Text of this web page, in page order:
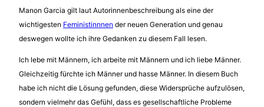
Manon Garcia gilt laut Autorinnenbeschreibung als eine der
wichtigesten Feministinnnen der neuen Generation und genau
deswegen wollte ich ihre Gedanken zu diesem Fall lesen.
Ich lebe mit Männern, ich arbeite mit Männern und ich liebe Männer.
Gleichzeitig fürchte ich Männer und hasse Männer. In diesem Buch
habe ich nicht die Lösung gefunden, diese Widersprüche aufzulösen,
sondern vielmehr das Gefühl, dass es gesellschaftliche Probleme